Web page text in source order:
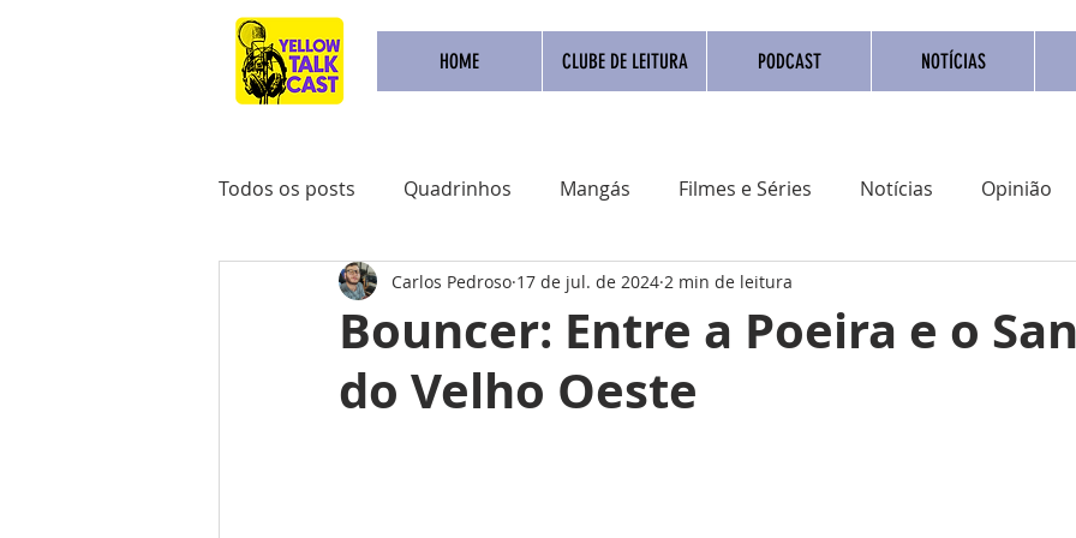
HOME CLUBE DE LEITURA PODCAST NOTÍCIAS
Todos os posts Quadrinhos Mangás Filmes e Séries Notícias Opinião
Achadinhos do Kindle Quadrinho Nacional Quadrinho digital
Pré Venda Comidas Eventos Resenha
Bouncer: Entre a Poeira e o
do Velho Oeste
Carlos Pedroso 17 de jul. de 2024 2 min de leitura